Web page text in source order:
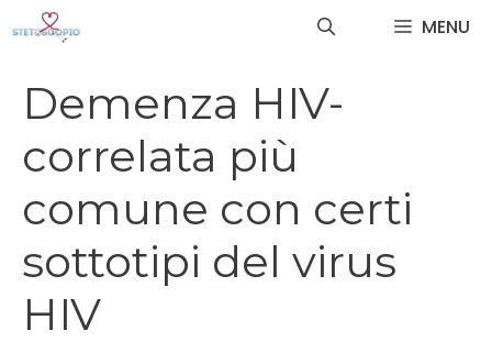
MENU
Demenza HIV-
correlata più
comune con certi
sottotipi del virus
HIV